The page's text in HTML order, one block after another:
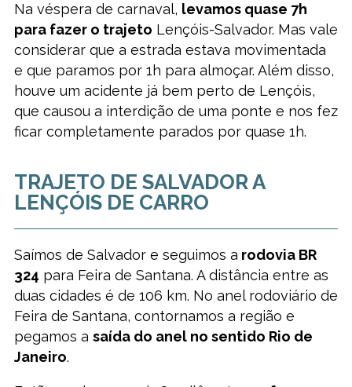
Na véspera de carnaval, levamos quase 7h
para fazer o trajeto Lençóis-Salvador. Mas vale
considerar que a estrada estava movimentada
e que paramos por 1h para almoçar. Além disso,
houve um acidente já bem perto de Lençóis,
que causou a interdição de uma ponte e nos fez
ficar completamente parados por quase 1h.
TRAJETO DE SALVADOR A
LENÇÓIS DE CARRO
Saímos de Salvador e seguimos a rodovia BR
324 para Feira de Santana. A distância entre as
duas cidades é de 106 km. No anel rodoviário de
Feira de Santana, contornamos a região e
pegamos a saída do anel no sentido Rio de
Janeiro.